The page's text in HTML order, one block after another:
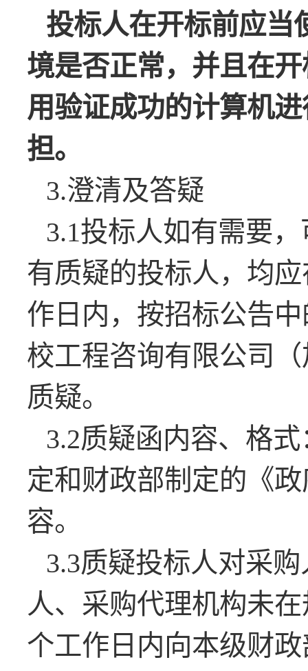
投标人在开标前应当
境是否正常，并且在
用验证成功的计算机
担。
3.澄清及答疑
3.1投标人如有需要
有质疑的投标人，均
作日内，按招标公告
校工程咨询有限公司
质疑。
3.2质疑函内容、格
定和财政部制定的《
容。
3.3质疑投标人对采
人、采购代理机构未
个工作日内向本级财